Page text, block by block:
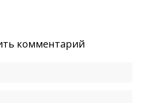
комментарий